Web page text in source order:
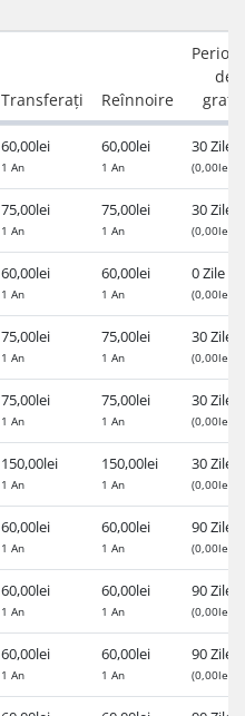
Transferați Reînnoire
de
grație
60,00lei
1 An
60,00lei
1 An
30 Zile
(0,00lei)
75,00lei
1 An
75,00lei
1 An
30 Zile
(0,00lei)
60,00lei
1 An
60,00lei
1 An
0 Zile
(0,00lei)
75,00lei
1 An
75,00lei
1 An
30 Zile
(0,00lei)
75,00lei
1 An
75,00lei
1 An
30 Zile
(0,00lei)
150,00lei
1 An
150,00lei
1 An
30 Zile
(0,00lei)
60,00lei
1 An
60,00lei
1 An
90 Zile
(0,00lei)
60,00lei
1 An
60,00lei
1 An
90 Zile
(0,00lei)
60,00lei
1 An
60,00lei
1 An
90 Zile
(0,00lei)